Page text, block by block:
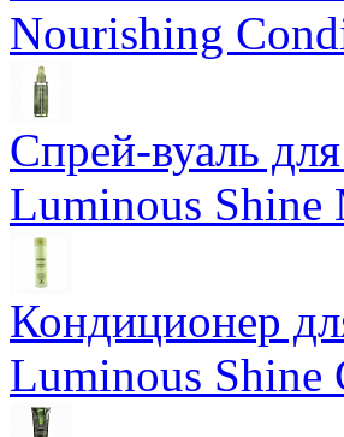
Nourishing
Спрей-вуаль
Luminous Shine
Кондиционер
Luminous Shine